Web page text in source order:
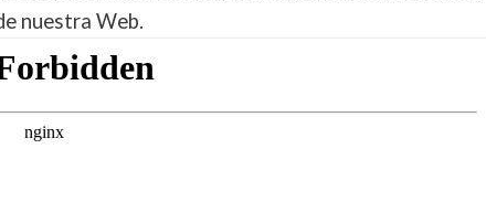
nuestra Web.